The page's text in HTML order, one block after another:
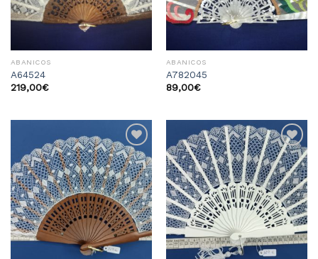
ABANICOS
A64524
219,00€
ABANICOS
A782045
89,00€
Añadir
a la
lista
de
deseos
Añadir
a la
lista
de
deseos